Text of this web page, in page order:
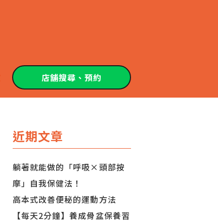
店舖搜尋、預約
近期文章
躺著就能做的「呼吸×頭部按
摩」自我保健法！
高本式改善便秘的運動方法
【每天2分鐘】養成骨盆保養習